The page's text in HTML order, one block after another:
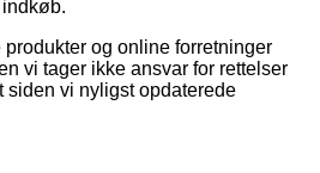
og online forretninger
vi tager ikke ansvar for rettelser
siden vi nyligst opdaterede